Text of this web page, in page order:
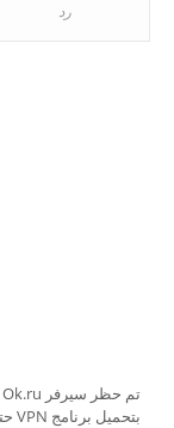
رد
بتحميل برنامج VPN حتى تتمكن من مشاهدة الحلقات.